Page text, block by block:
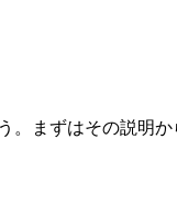
まずはその説明か